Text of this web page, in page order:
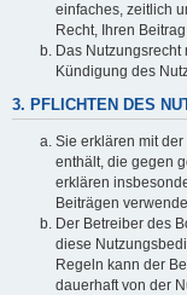
einfaches, zeitlich
Recht, Ihren
Das
Kündigung des
3. PFLICHTEN DES
Sie erklären mit
enthält, die gegen
erklären
Beiträgen
Der Betreiber des
diese
Regeln kann der
dauerhaft von der